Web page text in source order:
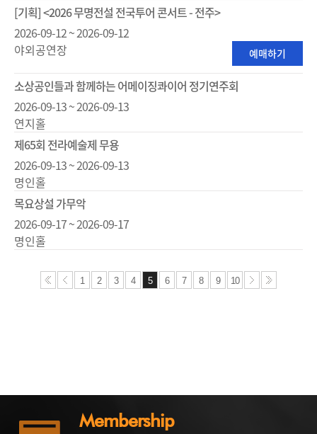
[기획] <2026 무명전설 전국투어 콘서트 - 전주>
2026-09-12 ~ 2026-09-12
야외공연장
예매하기
소상공인들과 함께하는 어메이징콰이어 정기연주회
2026-09-13 ~ 2026-09-13
연지홀
제65회 전라예술제 무용
2026-09-13 ~ 2026-09-13
명인홀
목요상설 가무악
2026-09-17 ~ 2026-09-17
명인홀
1 2 3 4 5 6 7 8 9 10
Membership